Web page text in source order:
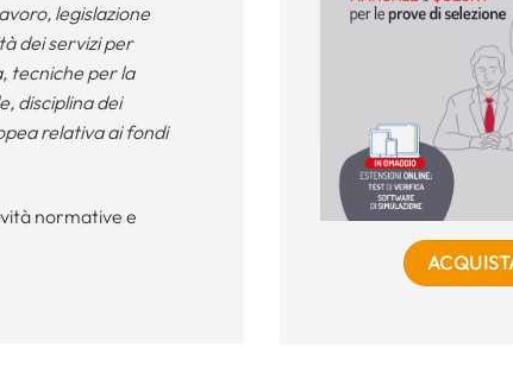
legislazione
dei servizi per
tecniche per la
disciplina dei
relativa ai fondi
normative e